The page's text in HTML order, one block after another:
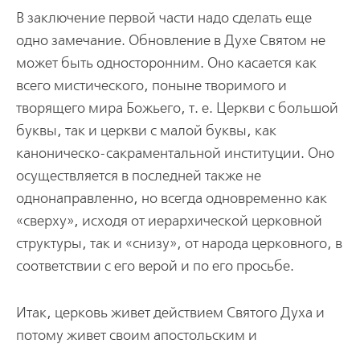
В заключение первой части надо сделать еще
одно замечание. Обновление в Духе Святом не
может быть односторонним. Оно касается как
всего мистического, поныне творимого и
творящего мира Божьего, т. е. Церкви с большой
буквы, так и церкви с малой буквы, как
каноническо-сакраментальной институции. Оно
осуществляется в последней также не
однонаправленно, но всегда одновременно как
«сверху», исходя от иерархической церковной
структуры, так и «снизу», от народа церковного, в
соответствии с его верой и по его просьбе.
Итак, церковь живет действием Святого Духа и
потому живет своим апостольским и